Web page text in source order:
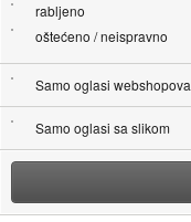
rabljeno
oštećeno / neispravno
Samo oglasi webshopova
Samo oglasi sa slikom